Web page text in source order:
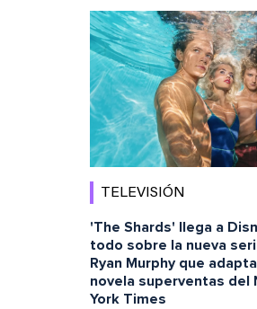
TELEVISIÓN
'The Shards' llega a
todo sobre la nueva
Ryan Murphy que
novela superventas del
York Times